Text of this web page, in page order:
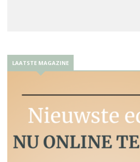
LAATSTE MAGAZINE